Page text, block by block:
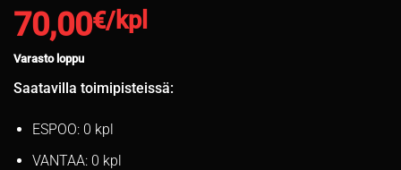
70,00€/kpl
Varasto loppu
Saatavilla toimipisteissä:
ESPOO: 0 kpl
VANTAA: 0 kpl